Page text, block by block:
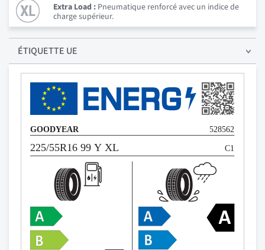
Extra Load : Pneumatique renforcé avec un indice de
charge supérieur.
ÉTIQUETTE UE